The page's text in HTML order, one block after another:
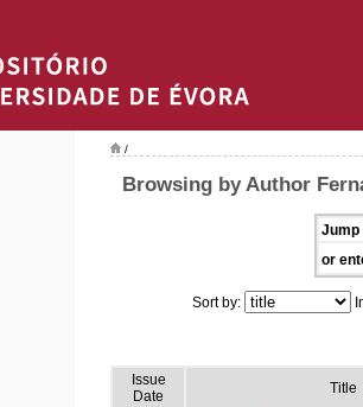
/
Browsing by Author
Jump
or
Sort by:
Issue
Date
Title